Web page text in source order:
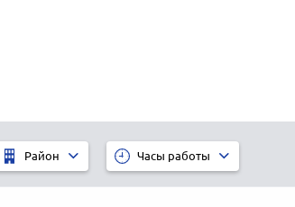
Район Часы работы